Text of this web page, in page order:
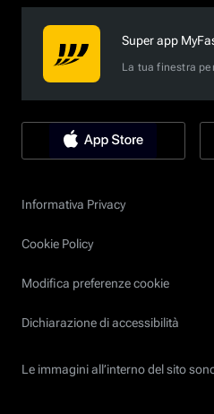
Super app
La tua finestra
Informativa Privacy
Cookie Policy
Modifica preferenze cookie
Dichiarazione di accessibilità
Le immagini all’interno del sito